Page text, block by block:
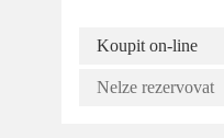
Koupit on-line
Nelze rezervovat